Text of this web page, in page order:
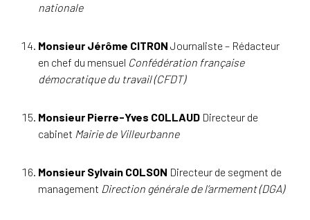
nationale
Monsieur Jérôme CITRON Journaliste – Rédacteur
en chef du mensuel Confédération française
démocratique du travail (CFDT)
Monsieur Pierre-Yves COLLAUD Directeur de
cabinet Mairie de Villeurbanne
Monsieur Sylvain COLSON Directeur de segment de
management Direction générale de l’armement (DGA)